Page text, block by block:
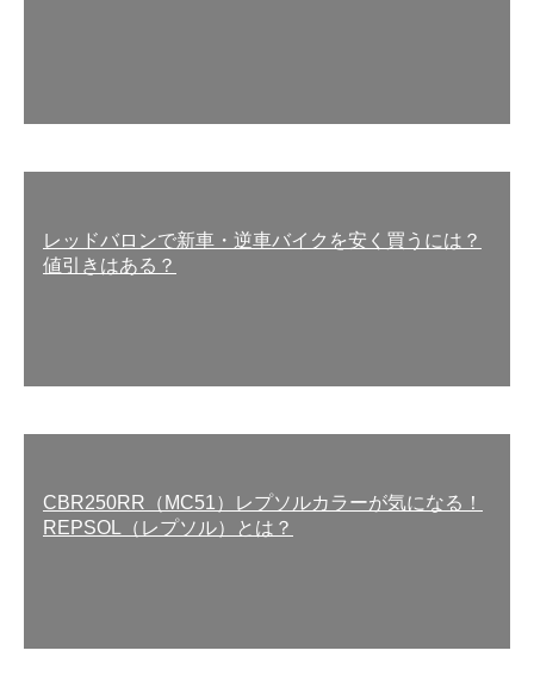
レッドバロンで新車・逆車バイクを安く買うには？
値引きはある？
CBR250RR（MC51）レプソルカラーが気になる！
REPSOL（レプソル）とは？